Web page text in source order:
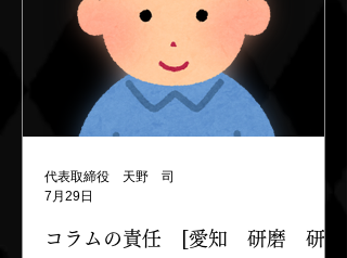
コラムの責任 [愛知 研磨 研
代表取締役 天野 司
7月29日